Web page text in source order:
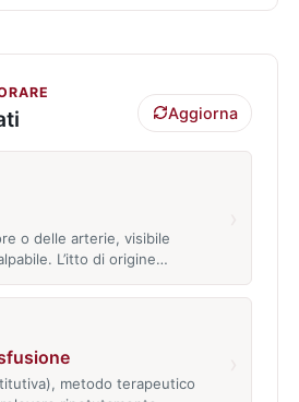
Aggiorna
o delle arterie, visibile
L’itto di origine…
metodo terapeutico